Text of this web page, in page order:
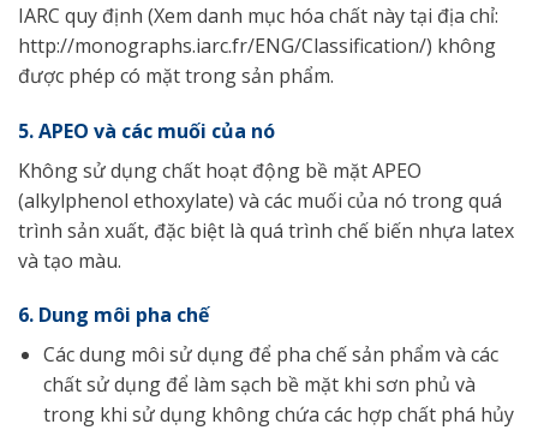
IARC quy định (Xem danh mục hóa chất này tại địa chỉ:
http://monographs.iarc.fr/ENG/Classification/) không
được phép có mặt trong sản phẩm.
5. APEO và các muối của nó
Không sử dụng chất hoạt động bề mặt APEO
(alkylphenol ethoxylate) và các muối của nó trong quá
trình sản xuất, đặc biệt là quá trình chế biến nhựa latex
và tạo màu.
6. Dung môi pha chế
Các dung môi sử dụng để pha chế sản phẩm và các
chất sử dụng để làm sạch bề mặt khi sơn phủ và
trong khi sử dụng không chứa các hợp chất phá hủy